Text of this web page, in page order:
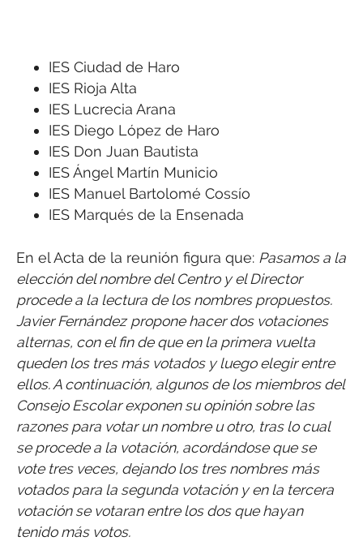
IES Ciudad de Haro
IES Rioja Alta
IES Lucrecia Arana
IES Diego López de Haro
IES Don Juan Bautista
IES Ángel Martín Municio
IES Manuel Bartolomé Cossío
IES Marqués de la Ensenada
En el Acta de la reunión figura que: Pasamos a la
elección del nombre del Centro y el Director
procede a la lectura de los nombres propuestos.
Javier Fernández propone hacer dos votaciones
alternas, con el fin de que en la primera vuelta
queden los tres más votados y luego elegir entre
ellos. A continuación, algunos de los miembros del
Consejo Escolar exponen su opinión sobre las
razones para votar un nombre u otro, tras lo cual
se procede a la votación, acordándose que se
vote tres veces, dejando los tres nombres más
votados para la segunda votación y en la tercera
votación se votaran entre los dos que hayan
tenido más votos.